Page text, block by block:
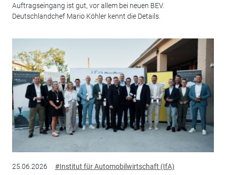
Auftragseingang ist gut, vor allem bei neuen BEV.
Deutschlandchef Mario Köhler kennt die Details.
25.06.2026 #Institut für Automobilwirtschaft (IfA)